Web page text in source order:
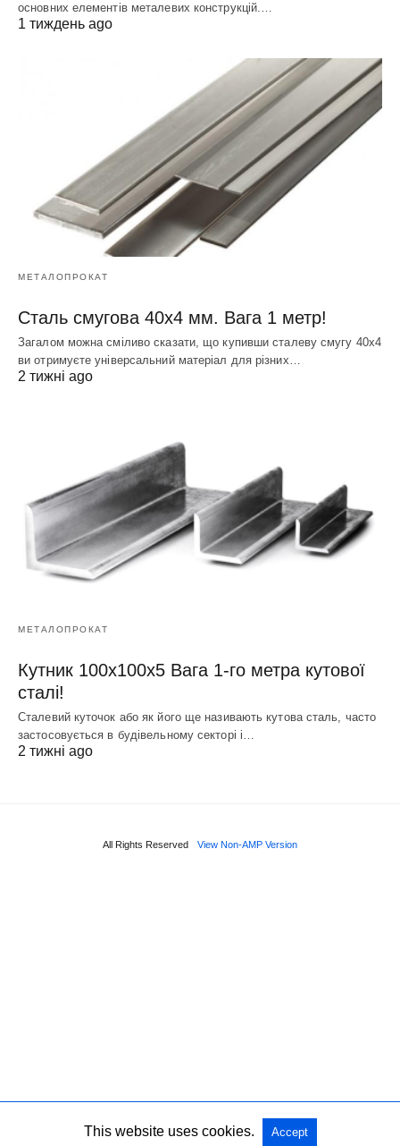
основних елементів металевих конструкцій.…
1 тиждень ago
МЕТАЛОПРОКАТ
Сталь смугова 40х4 мм. Вага 1 метр!
Загалом можна сміливо сказати, що купивши сталеву смугу 40х4
ви отримуєте універсальний матеріал для різних…
2 тижні ago
МЕТАЛОПРОКАТ
Кутник 100х100х5 Вага 1-го метра кутової
сталі!
Сталевий куточок або як його ще називають кутова сталь, часто
застосовується в будівельному секторі і…
2 тижні ago
All Rights Reserved View Non-AMP Version
This website uses cookies. Accept